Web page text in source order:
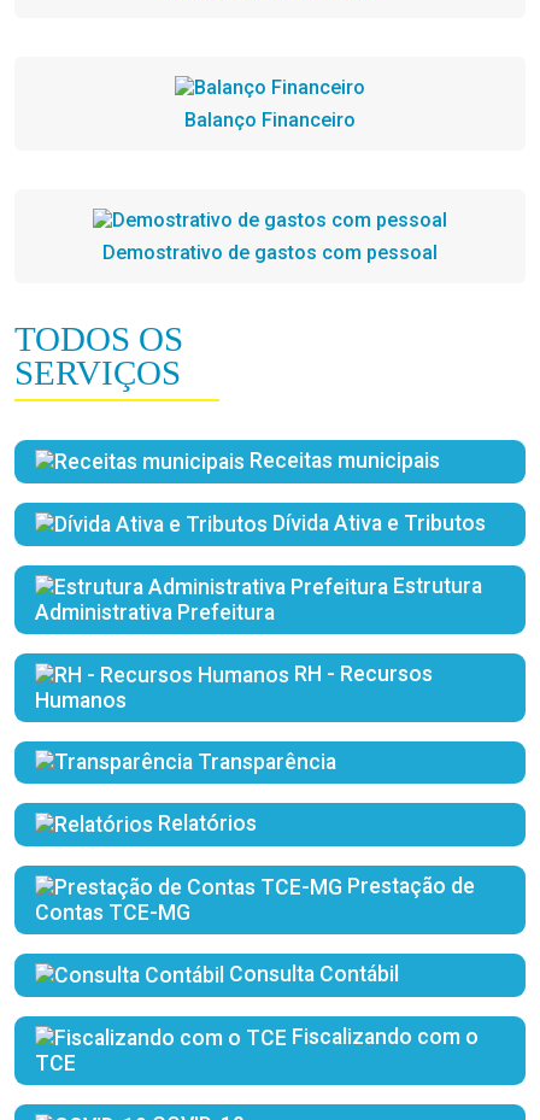
Balanço Financeiro
Demostrativo de gastos com pessoal
TODOS OS
SERVIÇOS
Receitas municipais
Dívida Ativa e Tributos
Administrativa Prefeitura
Humanos
Transparência
Relatórios
Contas TCE-MG
Consulta Contábil
TCE